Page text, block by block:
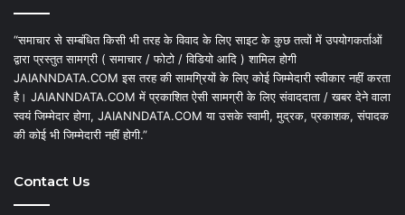
“समाचार से सम्बंधित किसी भी तरह के विवाद के लिए साइट के कुछ तत्वों में उपयोगकर्ताओं
द्वारा प्रस्तुत सामग्री ( समाचार / फोटो / विडियो आदि ) शामिल होगी
JAIANNDATA.COM इस तरह की सामग्रियों के लिए कोई जिम्मेदारी स्वीकार नहीं करता
है। JAIANNDATA.COM में प्रकाशित ऐसी सामग्री के लिए संवाददाता / खबर देने वाला
स्वयं जिम्मेदार होगा, JAIANNDATA.COM या उसके स्वामी, मुद्रक, प्रकाशक, संपादक
की कोई भी जिम्मेदारी नहीं होगी.”
Contact Us